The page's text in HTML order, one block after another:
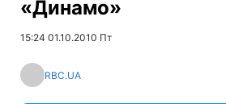
«Динамо»
15:24 01.10.2010 Пт
RBC.UA